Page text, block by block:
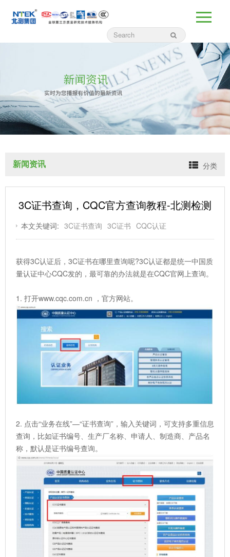
新闻资讯 分类
3C证书查询，CQC官方查询教程-北测检测
本文关键词: 3C证书查询 3C证书 CQC认证
获得3C认证后，3C证书在哪里查询呢?3C认证都是统一中国质
量认证中心CQC发的，最可靠的办法就是在CQC官网上查询。
1. 打开www.cqc.com.cn ，官方网站。
2. 点击“业务在线”—“证书查询”，输入关键词，可支持多重信息
查询，比如证书编号、生产厂名称、申请人、制造商、产品名
称，默认是证书编号查询。